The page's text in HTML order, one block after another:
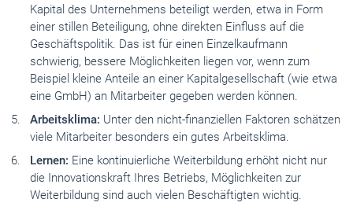
Kapital des Unternehmens beteiligt werden, etwa in Form
einer stillen Beteiligung, ohne direkten Einfluss auf die
Geschäftspolitik. Das ist für einen Einzelkaufmann
schwierig, bessere Möglichkeiten liegen vor, wenn zum
Beispiel kleine Anteile an einer Kapitalgesellschaft (wie etwa
eine GmbH) an Mitarbeiter gegeben werden können.
Arbeitsklima: Unter den nicht-finanziellen Faktoren schätzen
viele Mitarbeiter besonders ein gutes Arbeitsklima.
Lernen: Eine kontinuierliche Weiterbildung erhöht nicht nur
die Innovationskraft Ihres Betriebs, Möglichkeiten zur
Weiterbildung sind auch vielen Beschäftigten wichtig.